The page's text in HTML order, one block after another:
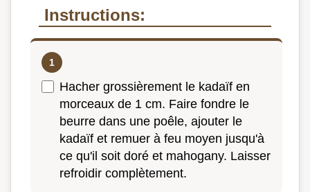
Instructions:
Hacher grossièrement le kadaïf en
morceaux de 1 cm. Faire fondre le
beurre dans une poêle, ajouter le
kadaïf et remuer à feu moyen jusqu'à
ce qu'il soit doré et mahogany. Laisser
refroidir complètement.